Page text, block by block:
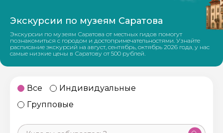
Экскурсии по музеям Саратова
Экскурсии по музеям Саратова от местных гидов помогут
познакомиться с городом и достопримечательностями. Узнайте
расписание экскурсий на август, сентябрь, октябрь 2026 года, у нас
самые низкие цены в Саратову от 500 рублей.
Все
Индивидуальные
Групповые